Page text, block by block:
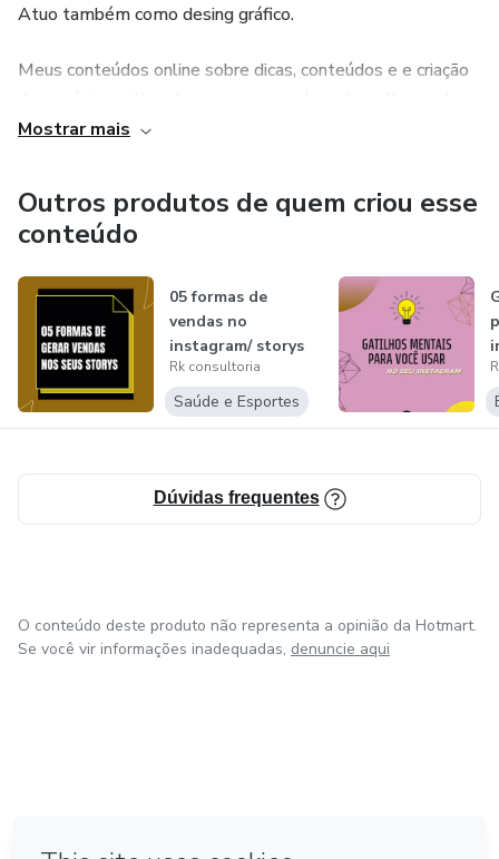
Atuo também como desing gráfico.
Meus conteúdos online sobre dicas, conteúdos e e criação
pessoas...
.
Mostrar mais
Outros produtos de quem criou esse
conteúdo
05 formas de
vendas no
instagram/ storys
Rk consultoria
Saúde e Esportes
Dúvidas frequentes
O conteúdo deste produto não representa a opinião da Hotmart.
Se você vir informações inadequadas, denuncie aqui